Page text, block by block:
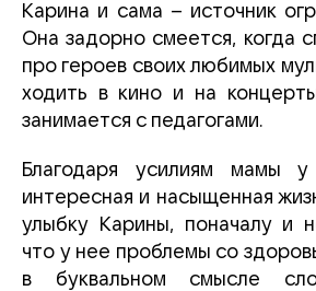
Карина и сама – источник
Она задорно смеется, когда
про героев своих любимых
ходить в кино и на
занимается с педагогами.
Благодаря усилиям мамы
интересная и насыщенная
улыбку Карины, поначалу и
что у нее проблемы со
в буквальном смысле